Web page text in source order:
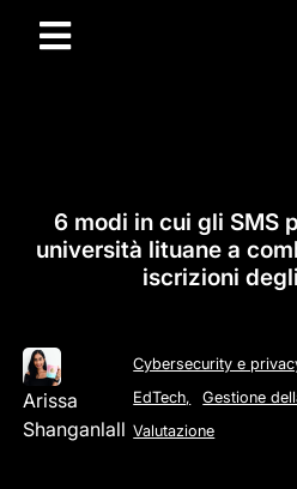
6 modi in cui gli SMS
università lituane a
iscrizioni
Arissa
Shanganlall
Cybersecurity e
EdTech, Gestione
Valutazione